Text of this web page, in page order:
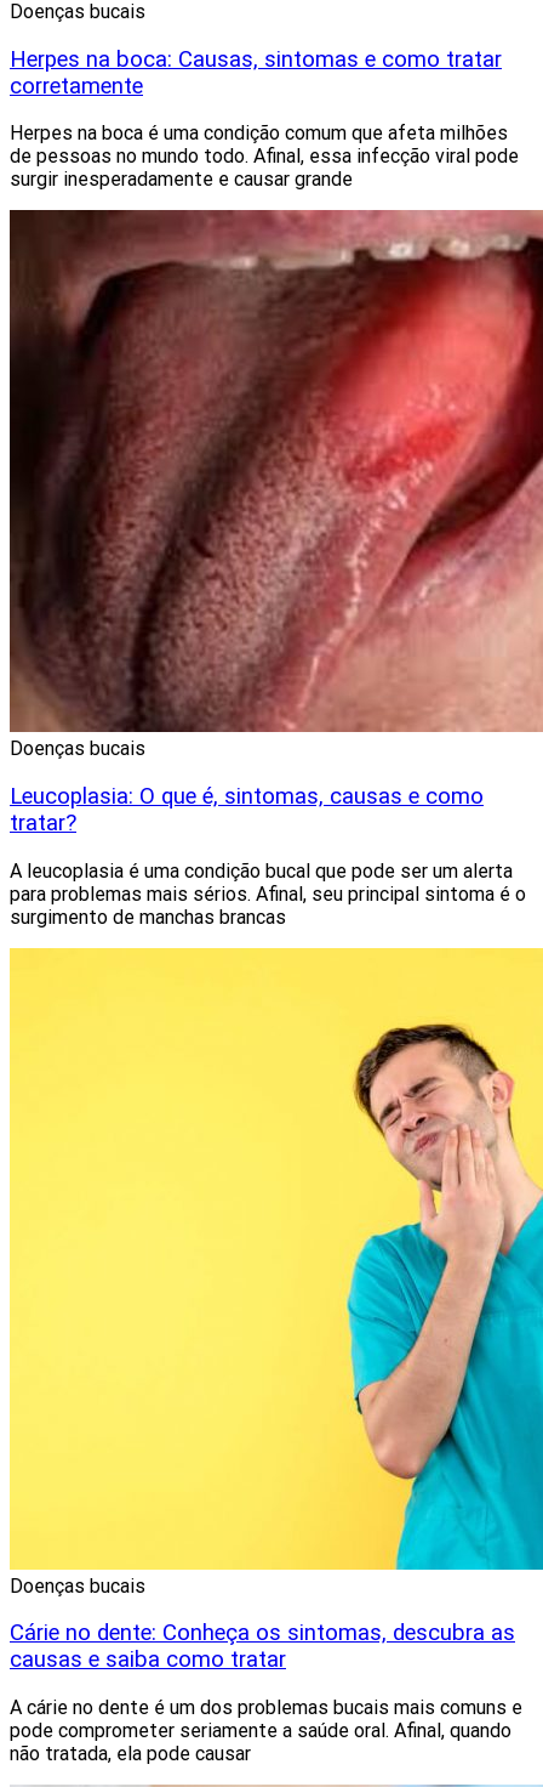
Doenças bucais
Herpes na boca: Causas, sintomas e como tratar
corretamente
Herpes na boca é uma condição comum que afeta milhões
de pessoas no mundo todo. Afinal, essa infecção viral pode
surgir inesperadamente e causar grande
Doenças bucais
Leucoplasia: O que é, sintomas, causas e como
tratar?
A leucoplasia é uma condição bucal que pode ser um alerta
para problemas mais sérios. Afinal, seu principal sintoma é o
surgimento de manchas brancas
Doenças bucais
Cárie no dente: Conheça os sintomas, descubra as
causas e saiba como tratar
A cárie no dente é um dos problemas bucais mais comuns e
pode comprometer seriamente a saúde oral. Afinal, quando
não tratada, ela pode causar